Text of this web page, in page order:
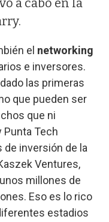
a cabo en la
el networking
e inversores.
las primeras
que pueden ser
que ni
Punta Tech
de inversión de la
Ventures,
millones de
Eso es lo rico
estadios